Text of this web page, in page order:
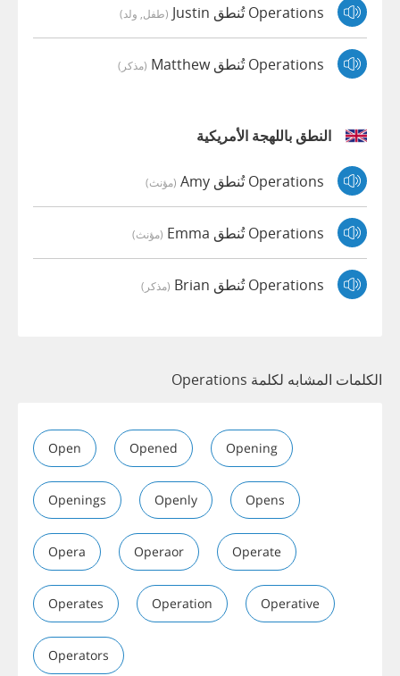
Operations تُنطق Justin (طفل, ولد)
Operations تُنطق Matthew (مذكر)
النطق باللهجة الأمريكية
Operations تُنطق Amy (مؤنث)
Operations تُنطق Emma (مؤنث)
Operations تُنطق Brian (مذكر)
الكلمات المشابه لكلمة Operations
Open Opened Opening
Openings Openly Opens
Opera Operaor Operate
Operates Operation Operative
Operators